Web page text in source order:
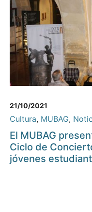
21/10/2021
Cultura, MUBAG,
El MUBAG
Ciclo de
jóvenes